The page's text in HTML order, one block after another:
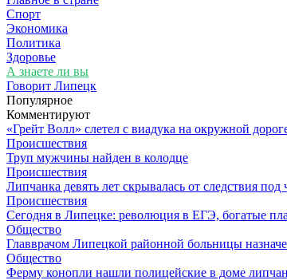
Спорт
Экономика
Политика
Здоровье
А знаете ли вы
Говорит Липецк
Популярное
Комментируют
«Грейт Волл» слетел с виадука на окружной
Происшествия
Труп мужчины найден в колодце
Происшествия
Липчанка девять лет скрывалась от следствия
Происшествия
Сегодня в Липецке: революция в ЕГЭ, богатые
Общество
Главврачом Липецкой районной больницы
Общество
Ферму конопли нашли полицейские в доме